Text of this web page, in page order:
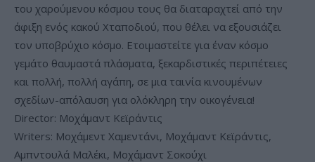
του χαρούμενου κόσμου τους θα διαταραχτεί από την
άφιξη ενός κακού Χταποδιού, που θέλει να εξουσιάζει
τον υποβρύχιο κόσμο. Ετοιμαστείτε για έναν κόσμο
γεμάτο θαυμαστά πλάσματα, ξεκαρδιστικές περιπέτειες
και πολλή, πολλή αγάπη, σε μια ταινία κινουμένων
σχεδίων-απόλαυση για ολόκληρη την οικογένεια!
Director: Μοχάμαντ Κεϊράντις
Writers: Μοχάμεντ Χαμεντάνι, Μοχάμαντ Κεϊράντις,
Αμπντουλά Μαλέκι, Μοχάμαντ Σοκούχι